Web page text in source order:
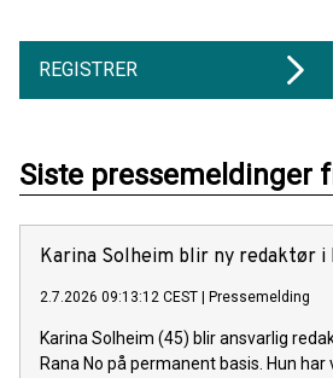
REGISTRER
Siste pressemeldinger
Karina Solheim blir ny redaktør i
2.7.2026 09:13:12 CEST Pressemelding
Karina Solheim (45) blir ansvarlig
Rana No på permanent basis. Hun